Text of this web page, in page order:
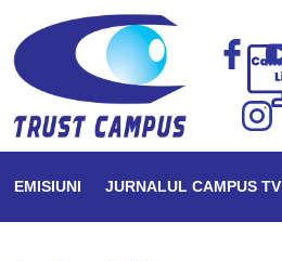
EMISIUNI JURNALUL CAMPUS TV